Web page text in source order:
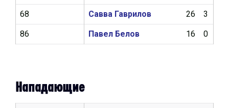
Савва Гаврилов 26 3
Павел Белов 16 0
68
86
Нападающие